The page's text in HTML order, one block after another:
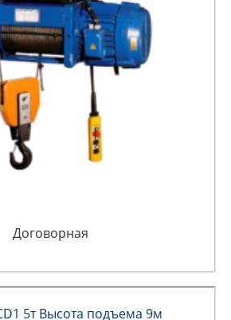
Договорная
5т Высота подъема 9м